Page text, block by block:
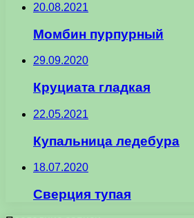
20.08.2021
Момбин пурпурный
29.09.2020
Круциата гладкая
22.05.2021
Купальница ледебура
18.07.2020
Сверция тупая